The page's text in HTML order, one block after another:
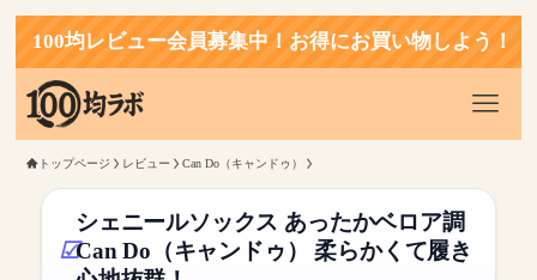
レビュー会員募集中！お得にお買い物しよう！
トップページ レビュー Can Do（キャンドゥ）
シェニールソックス あったかベロア調
Can Do（キャンドゥ） 柔らかくて履き